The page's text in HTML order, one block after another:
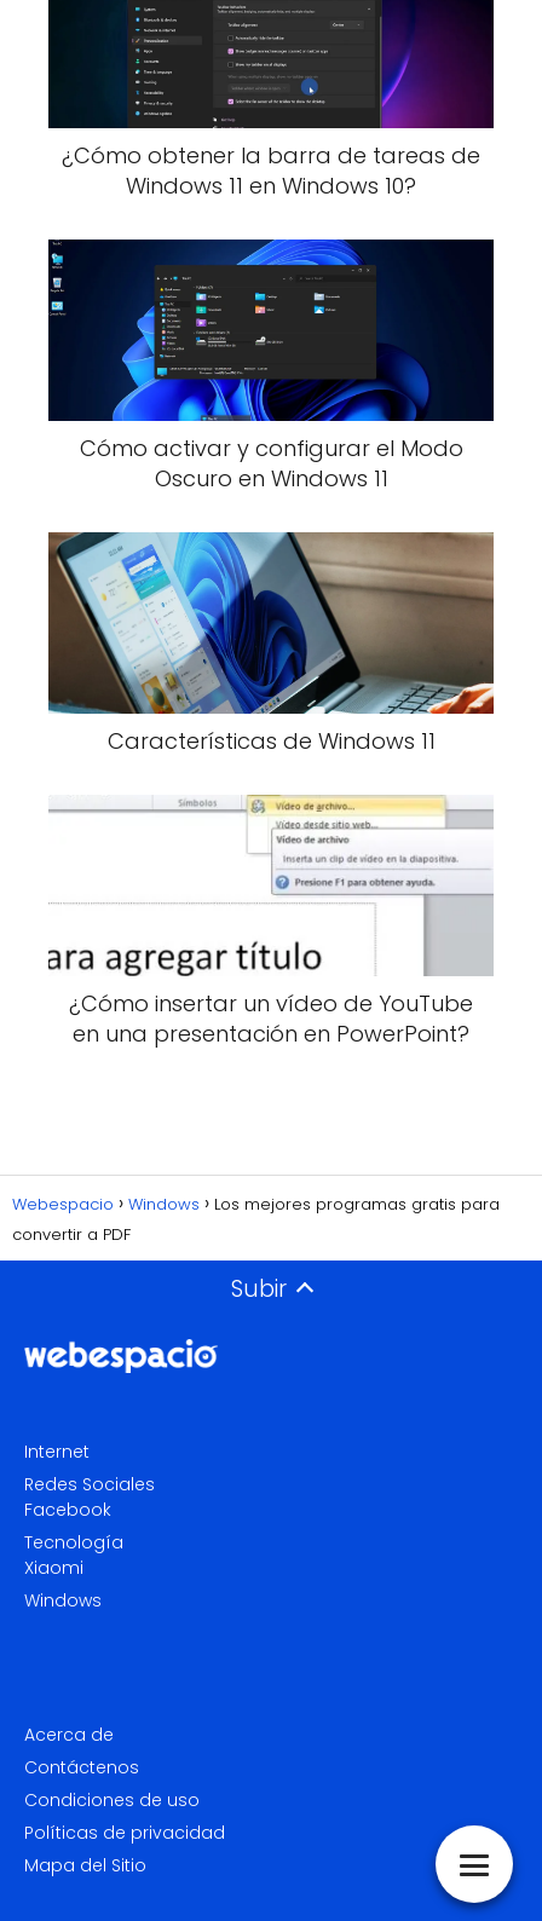
¿Cómo obtener la barra de tareas de
Windows 11 en Windows 10?
Cómo activar y configurar el Modo
Oscuro en Windows 11
Características de Windows 11
¿Cómo insertar un vídeo de YouTube
en una presentación en PowerPoint?
Webespacio Windows
Los mejores programas gratis para
convertir a PDF
Subir
Internet
Redes Sociales
Facebook
Tecnología
Xiaomi
Windows
Acerca de
Contáctenos
Condiciones de uso
Políticas de privacidad
Mapa del Sitio